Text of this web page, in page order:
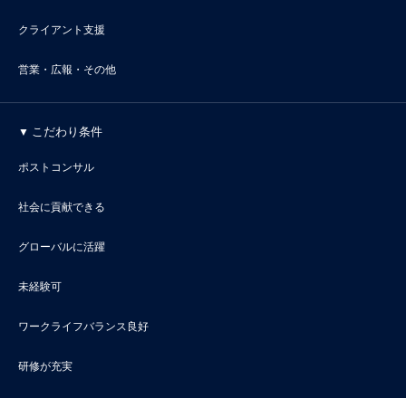
クライアント支援
営業・広報・その他
こだわり条件
ポストコンサル
社会に貢献できる
グローバルに活躍
未経験可
ワークライフバランス良好
研修が充実